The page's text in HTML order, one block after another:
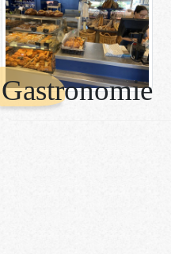
Gastronomie